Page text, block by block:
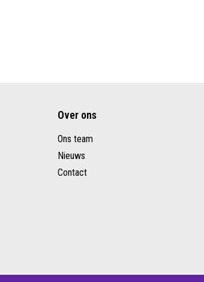
Over ons
Ons team
Nieuws
Contact